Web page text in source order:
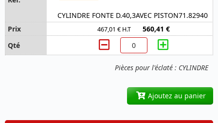
Pièces pour l'éclaté : CYLINDRE
CYLINDRE FONTE D.40,3AVEC PISTON71.82940
467,01 € H.T 560,41 €
Ajoutez au panier